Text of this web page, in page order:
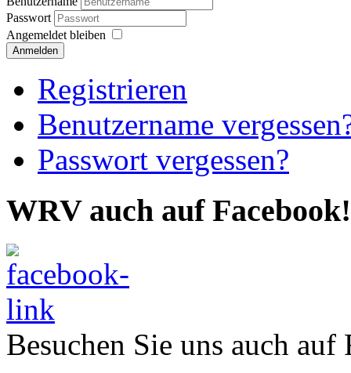
Passwort
Angemeldet bleiben
Anmelden
Registrieren
Benutzername
Passwort vergessen?
WRV auch auf Facebook!
Besuchen Sie uns auch auf